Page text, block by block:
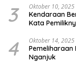
3 Oktober 10, 2025
Kendaraan
Kata
4 Oktober 14, 2025
Pemeliharaan
Nganjuk